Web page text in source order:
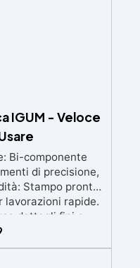
IGUM - Veloce
Bi-componente
di precisione,
Stampo pronto
lavorazioni rapide.
dettagli fini e
professionale.
gesso, cera,
sapone e